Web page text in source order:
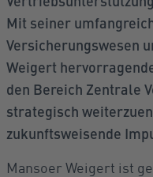
Mit seiner
Versicherungswesen
Weigert
den Bereich Zentrale
strategisch
zukunftsweisende
Mansoer Weigert ist